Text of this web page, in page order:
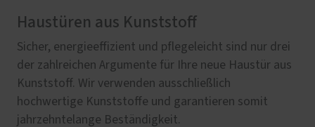
Haustüren aus Kunststoff
Sicher, energieeffizient und pflegeleicht sind nur drei
der zahlreichen Argumente für Ihre neue Haustür aus
Kunststoff. Wir verwenden ausschließlich
hochwertige Kunststoffe und garantieren somit
jahrzehntelange Beständigkeit.